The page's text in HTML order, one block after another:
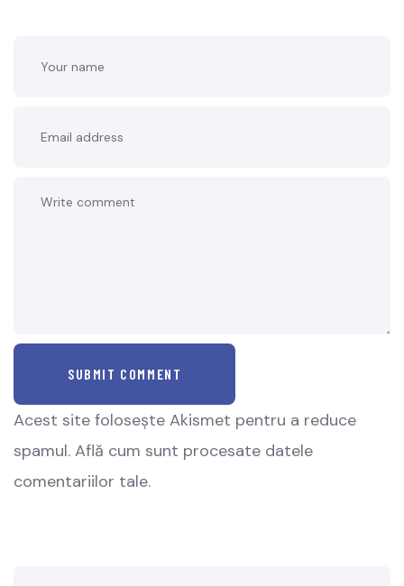
SUBMIT COMMENT
Acest site folosește Akismet pentru a reduce
spamul. Află cum sunt procesate datele
comentariilor tale.